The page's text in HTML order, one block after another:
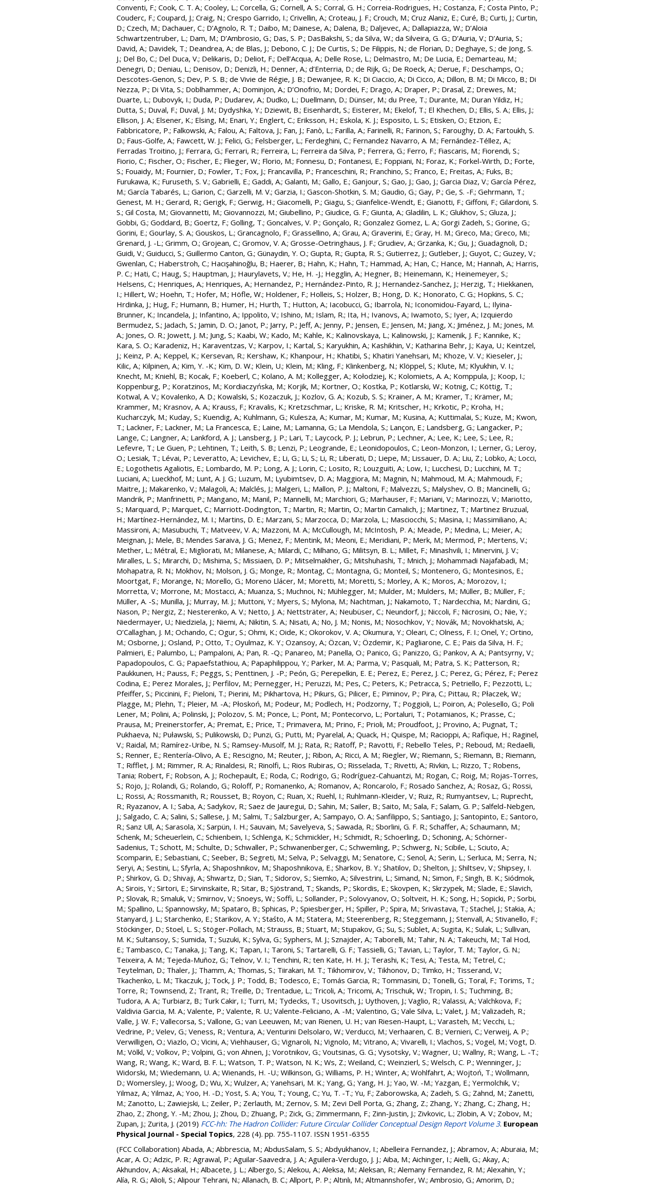
Conventi, F.; Cook, C. T. A.; Cooley, L.; Corcella, G.; Cornell, A. S.; Corral, G. H.; Correia-Rodrigues, H.; Costanza, F.; Costa Pinto, P.;
Couderc, F.; Coupard, J.; Craig, N.; Crespo Garrido, I.; Crivellin, A.; Croteau, J. F.; Crouch, M.; Cruz Alaniz, E.; Curé, B.; Curti, J.; Curtin,
D.; Czech, M.; Dachauer, C.; D’Agnolo, R. T.; Daibo, M.; Dainese, A.; Dalena, B.; Daljevec, A.; Dallapiazza, W.; D’Aloia
Schwartzentruber, L.; Dam, M.; D’Ambrosio, G.; Das, S. P.; DasBakshi, S.; da Silva, W.; da Silveira, G. G.; D’Auria, V.; D’Auria, S.;
David, A.; Davidek, T.; Deandrea, A.; de Blas, J.; Debono, C. J.; De Curtis, S.; De Filippis, N.; de Florian, D.; Deghaye, S.; de Jong, S.
J.; Del Bo, C.; Del Duca, V.; Delikaris, D.; Deliot, F.; Dell’Acqua, A.; Delle Rose, L.; Delmastro, M.; De Lucia, E.; Demarteau, M.;
Denegri, D.; Deniau, L.; Denisov, D.; Denizli, H.; Denner, A.; d’Enterria, D.; de Rijk, G.; De Roeck, A.; Derue, F.; Deschamps, O.;
Descotes-Genon, S.; Dev, P. S. B.; de Vivie de Régie, J. B.; Dewanjee, R. K.; Di Ciaccio, A.; Di Cicco, A.; Dillon, B. M.; Di Micco, B.; Di
Nezza, P.; Di Vita, S.; Doblhammer, A.; Dominjon, A.; D’Onofrio, M.; Dordei, F.; Drago, A.; Draper, P.; Drasal, Z.; Drewes, M.;
Duarte, L.; Dubovyk, I.; Duda, P.; Dudarev, A.; Dudko, L.; Duellmann, D.; Dünser, M.; du Pree, T.; Durante, M.; Duran Yildiz, H.;
Dutta, S.; Duval, F.; Duval, J. M.; Dydyshka, Y.; Dziewit, B.; Eisenhardt, S.; Eisterer, M.; Ekelof, T.; El Khechen, D.; Ellis, S. A.; Ellis, J.;
Ellison, J. A.; Elsener, K.; Elsing, M.; Enari, Y.; Englert, C.; Eriksson, H.; Eskola, K. J.; Esposito, L. S.; Etisken, O.; Etzion, E.;
Fabbricatore, P.; Falkowski, A.; Falou, A.; Faltova, J.; Fan, J.; Fanò, L.; Farilla, A.; Farinelli, R.; Farinon, S.; Faroughy, D. A.; Fartoukh, S.
D.; Faus-Golfe, A.; Fawcett, W. J.; Felici, G.; Felsberger, L.; Ferdeghini, C.; Fernandez Navarro, A. M.; Fernández-Téllez, A.;
Ferradas Troitino, J.; Ferrara, G.; Ferrari, R.; Ferreira, L.; Ferreira da Silva, P.; Ferrera, G.; Ferro, F.; Fiascaris, M.; Fiorendi, S.;
Fiorio, C.; Fischer, O.; Fischer, E.; Flieger, W.; Florio, M.; Fonnesu, D.; Fontanesi, E.; Foppiani, N.; Foraz, K.; Forkel-Wirth, D.; Forte,
S.; Fouaidy, M.; Fournier, D.; Fowler, T.; Fox, J.; Francavilla, P.; Franceschini, R.; Franchino, S.; Franco, E.; Freitas, A.; Fuks, B.;
Furukawa, K.; Furuseth, S. V.; Gabrielli, E.; Gaddi, A.; Galanti, M.; Gallo, E.; Ganjour, S.; Gao, J.; Gao, J.; Garcia Diaz, V.; García Pérez,
M.; García Tabarés, L.; Garion, C.; Garzelli, M. V.; Garzia, I.; Gascon-Shotkin, S. M.; Gaudio, G.; Gay, P.; Ge, S. -F.; Gehrmann, T.;
Genest, M. H.; Gerard, R.; Gerigk, F.; Gerwig, H.; Giacomelli, P.; Giagu, S.; Gianfelice-Wendt, E.; Gianotti, F.; Giffoni, F.; Gilardoni, S.
S.; Gil Costa, M.; Giovannetti, M.; Giovannozzi, M.; Giubellino, P.; Giudice, G. F.; Giunta, A.; Gladilin, L. K.; Glukhov, S.; Gluza, J.;
Gobbi, G.; Goddard, B.; Goertz, F.; Golling, T.; Goncalves, V. P.; Gonçalo, R.; Gonzalez Gomez, L. A.; Gorgi Zadeh, S.; Gorine, G.;
Gorini, E.; Gourlay, S. A.; Gouskos, L.; Grancagnolo, F.; Grassellino, A.; Grau, A.; Graverini, E.; Gray, H. M.; Greco, Ma.; Greco, Mi.;
Grenard, J. -L.; Grimm, O.; Grojean, C.; Gromov, V. A.; Grosse-Oetringhaus, J. F.; Grudiev, A.; Grzanka, K.; Gu, J.; Guadagnoli, D.;
Guidi, V.; Guiducci, S.; Guillermo Canton, G.; Günaydin, Y. O.; Gupta, R.; Gupta, R. S.; Gutierrez, J.; Gutleber, J.; Guyot, C.; Guzey, V.;
Gwenlan, C.; Haberstroh, C.; Hacışahinoğlu, B.; Haerer, B.; Hahn, K.; Hahn, T.; Hammad, A.; Han, C.; Hance, M.; Hannah, A.; Harris,
P. C.; Hati, C.; Haug, S.; Hauptman, J.; Haurylavets, V.; He, H. -J.; Hegglin, A.; Hegner, B.; Heinemann, K.; Heinemeyer, S.;
Helsens, C.; Henriques, A.; Henriques, A.; Hernandez, P.; Hernández-Pinto, R. J.; Hernandez-Sanchez, J.; Herzig, T.; Hiekkanen,
I.; Hillert, W.; Hoehn, T.; Hofer, M.; Höfle, W.; Holdener, F.; Holleis, S.; Holzer, B.; Hong, D. K.; Honorato, C. G.; Hopkins, S. C.;
Hrdinka, J.; Hug, F.; Humann, B.; Humer, H.; Hurth, T.; Hutton, A.; Iacobucci, G.; Ibarrola, N.; Iconomidou-Fayard, L.; Ilyina-
Brunner, K.; Incandela, J.; Infantino, A.; Ippolito, V.; Ishino, M.; Islam, R.; Ita, H.; Ivanovs, A.; Iwamoto, S.; Iyer, A.; Izquierdo
Bermudez, S.; Jadach, S.; Jamin, D. O.; Janot, P.; Jarry, P.; Jeff, A.; Jenny, P.; Jensen, E.; Jensen, M.; Jiang, X.; Jiménez, J. M.; Jones, M.
A.; Jones, O. R.; Jowett, J. M.; Jung, S.; Kaabi, W.; Kado, M.; Kahle, K.; Kalinovskaya, L.; Kalinowski, J.; Kamenik, J. F.; Kannike, K.;
Kara, S. O.; Karadeniz, H.; Karaventzas, V.; Karpov, I.; Kartal, S.; Karyukhin, A.; Kashikhin, V.; Katharina Behr, J.; Kaya, U.; Keintzel,
J.; Keinz, P. A.; Keppel, K.; Kersevan, R.; Kershaw, K.; Khanpour, H.; Khatibi, S.; Khatiri Yanehsari, M.; Khoze, V. V.; Kieseler, J.;
Kilic, A.; Kilpinen, A.; Kim, Y. -K.; Kim, D. W.; Klein, U.; Klein, M.; Kling, F.; Klinkenberg, N.; Klöppel, S.; Klute, M.; Klyukhin, V. I.;
Knecht, M.; Kniehl, B.; Kocak, F.; Koeberl, C.; Kolano, A. M.; Kollegger, A.; Kołodziej, K.; Kolomiets, A. A.; Komppula, J.; Koop, I.;
Koppenburg, P.; Koratzinos, M.; Kordiaczyńska, M.; Korjik, M.; Kortner, O.; Kostka, P.; Kotlarski, W.; Kotnig, C.; Köttig, T.;
Kotwal, A. V.; Kovalenko, A. D.; Kowalski, S.; Kozaczuk, J.; Kozlov, G. A.; Kozub, S. S.; Krainer, A. M.; Kramer, T.; Krämer, M.;
Krammer, M.; Krasnov, A. A.; Krauss, F.; Kravalis, K.; Kretzschmar, L.; Kriske, R. M.; Kritscher, H.; Krkotic, P.; Kroha, H.;
Kucharczyk, M.; Kuday, S.; Kuendig, A.; Kuhlmann, G.; Kulesza, A.; Kumar, M.; Kumar, M.; Kusina, A.; Kuttimalai, S.; Kuze, M.; Kwon,
T.; Lackner, F.; Lackner, M.; La Francesca, E.; Laine, M.; Lamanna, G.; La Mendola, S.; Lançon, E.; Landsberg, G.; Langacker, P.;
Lange, C.; Langner, A.; Lankford, A. J.; Lansberg, J. P.; Lari, T.; Laycock, P. J.; Lebrun, P.; Lechner, A.; Lee, K.; Lee, S.; Lee, R.;
Lefevre, T.; Le Guen, P.; Lehtinen, T.; Leith, S. B.; Lenzi, P.; Leogrande, E.; Leonidopoulos, C.; Leon-Monzon, I.; Lerner, G.; Leroy,
O.; Lesiak, T.; Lévai, P.; Leveratto, A.; Levichev, E.; Li, G.; Li, S.; Li, R.; Liberati, D.; Liepe, M.; Lissauer, D. A.; Liu, Z.; Lobko, A.; Locci,
E.; Logothetis Agaliotis, E.; Lombardo, M. P.; Long, A. J.; Lorin, C.; Losito, R.; Louzguiti, A.; Low, I.; Lucchesi, D.; Lucchini, M. T.;
Luciani, A.; Lueckhof, M.; Lunt, A. J. G.; Luzum, M.; Lyubimtsev, D. A.; Maggiora, M.; Magnin, N.; Mahmoud, M. A.; Mahmoudi, F.;
Maitre, J.; Makarenko, V.; Malagoli, A.; Malclés, J.; Malgeri, L.; Mallon, P. J.; Maltoni, F.; Malvezzi, S.; Malyshev, O. B.; Mancinelli, G.;
Mandrik, P.; Manfrinetti, P.; Mangano, M.; Manil, P.; Mannelli, M.; Marchiori, G.; Marhauser, F.; Mariani, V.; Marinozzi, V.; Mariotto,
S.; Marquard, P.; Marquet, C.; Marriott-Dodington, T.; Martin, R.; Martin, O.; Martin Camalich, J.; Martinez, T.; Martinez Bruzual,
H.; Martínez-Hernández, M. I.; Martins, D. E.; Marzani, S.; Marzocca, D.; Marzola, L.; Masciocchi, S.; Masina, I.; Massimiliano, A.;
Massironi, A.; Masubuchi, T.; Matveev, V. A.; Mazzoni, M. A.; McCullough, M.; McIntosh, P. A.; Meade, P.; Medina, L.; Meier, A.;
Meignan, J.; Mele, B.; Mendes Saraiva, J. G.; Menez, F.; Mentink, M.; Meoni, E.; Meridiani, P.; Merk, M.; Mermod, P.; Mertens, V.;
Mether, L.; Métral, E.; Migliorati, M.; Milanese, A.; Milardi, C.; Milhano, G.; Militsyn, B. L.; Millet, F.; Minashvili, I.; Minervini, J. V.;
Miralles, L. S.; Mirarchi, D.; Mishima, S.; Missiaen, D. P.; Mitselmakher, G.; Mitshuhashi, T.; Mnich, J.; Mohammadi Najafabadi, M.;
Mohapatra, R. N.; Mokhov, N.; Molson, J. G.; Monge, R.; Montag, C.; Montagna, G.; Monteil, S.; Montenero, G.; Montesinos, E.;
Moortgat, F.; Morange, N.; Morello, G.; Moreno Llácer, M.; Moretti, M.; Moretti, S.; Morley, A. K.; Moros, A.; Morozov, I.;
Morretta, V.; Morrone, M.; Mostacci, A.; Muanza, S.; Muchnoi, N.; Mühlegger, M.; Mulder, M.; Mulders, M.; Müller, B.; Müller, F.;
Müller, A. -S.; Munilla, J.; Murray, M. J.; Muttoni, Y.; Myers, S.; Mylona, M.; Nachtman, J.; Nakamoto, T.; Nardecchia, M.; Nardini, G.;
Nason, P.; Nergiz, Z.; Nesterenko, A. V.; Netto, J. A.; Nettsträter, A.; Neubüser, C.; Neundorf, J.; Niccoli, F.; Nicrosini, O.; Nie, Y.;
Niedermayer, U.; Niedziela, J.; Niemi, A.; Nikitin, S. A.; Nisati, A.; No, J. M.; Nonis, M.; Nosochkov, Y.; Novák, M.; Novokhatski, A.;
O’Callaghan, J. M.; Ochando, C.; Ogur, S.; Ohmi, K.; Oide, K.; Okorokov, V. A.; Okumura, Y.; Oleari, C.; Olness, F. I.; Onel, Y.; Ortino,
M.; Osborne, J.; Osland, P.; Otto, T.; Oyulmaz, K. Y.; Ozansoy, A.; Özcan, V.; Özdemir, K.; Pagliarone, C. E.; Pais da Silva, H. F.;
Palmieri, E.; Palumbo, L.; Pampaloni, A.; Pan, R. -Q.; Panareo, M.; Panella, O.; Panico, G.; Panizzo, G.; Pankov, A. A.; Pantsyrny, V.;
Papadopoulos, C. G.; Papaefstathiou, A.; Papaphilippou, Y.; Parker, M. A.; Parma, V.; Pasquali, M.; Patra, S. K.; Patterson, R.;
Paukkunen, H.; Pauss, F.; Peggs, S.; Penttinen, J. -P.; Peón, G.; Perepelkin, E. E.; Perez, E.; Perez, J. C.; Perez, G.; Pérez, F.; Perez
Codina, E.; Perez Morales, J.; Perfilov, M.; Pernegger, H.; Peruzzi, M.; Pes, C.; Peters, K.; Petracca, S.; Petriello, F.; Pezzotti, L.;
Pfeiffer, S.; Piccinini, F.; Pieloni, T.; Pierini, M.; Pikhartova, H.; Pikurs, G.; Pilicer, E.; Piminov, P.; Pira, C.; Pittau, R.; Płaczek, W.;
Plagge, M.; Plehn, T.; Pleier, M. -A.; Płoskoń, M.; Podeur, M.; Podlech, H.; Podzorny, T.; Poggioli, L.; Poiron, A.; Polesello, G.; Poli
Lener, M.; Polini, A.; Polinski, J.; Polozov, S. M.; Ponce, L.; Pont, M.; Pontecorvo, L.; Portaluri, T.; Potamianos, K.; Prasse, C.;
Prausa, M.; Preinerstorfer, A.; Premat, E.; Price, T.; Primavera, M.; Prino, F.; Prioli, M.; Proudfoot, J.; Provino, A.; Pugnat, T.;
Pukhaeva, N.; Puławski, S.; Pulikowski, D.; Punzi, G.; Putti, M.; Pyarelal, A.; Quack, H.; Quispe, M.; Racioppi, A.; Rafique, H.; Raginel,
V.; Raidal, M.; Ramírez-Uribe, N. S.; Ramsey-Musolf, M. J.; Rata, R.; Ratoff, P.; Ravotti, F.; Rebello Teles, P.; Reboud, M.; Redaelli,
S.; Renner, E.; Rentería-Olivo, A. E.; Rescigno, M.; Reuter, J.; Ribon, A.; Ricci, A. M.; Riegler, W.; Riemann, S.; Riemann, B.; Riemann,
T.; Rifflet, J. M.; Rimmer, R. A.; Rinaldesi, R.; Rinolfi, L.; Rios Rubiras, O.; Risselada, T.; Rivetti, A.; Rivkin, L.; Rizzo, T.; Robens,
Tania; Robert, F.; Robson, A. J.; Rochepault, E.; Roda, C.; Rodrigo, G.; Rodríguez-Cahuantzi, M.; Rogan, C.; Roig, M.; Rojas-Torres,
S.; Rojo, J.; Rolandi, G.; Rolando, G.; Roloff, P.; Romanenko, A.; Romanov, A.; Roncarolo, F.; Rosado Sanchez, A.; Rosaz, G.; Rossi,
L.; Rossi, A.; Rossmanith, R.; Rousset, B.; Royon, C.; Ruan, X.; Ruehl, I.; Ruhlmann-Kleider, V.; Ruiz, R.; Rumyantsev, L.; Ruprecht,
R.; Ryazanov, A. I.; Saba, A.; Sadykov, R.; Saez de Jauregui, D.; Sahin, M.; Sailer, B.; Saito, M.; Sala, F.; Salam, G. P.; Salfeld-Nebgen,
J.; Salgado, C. A.; Salini, S.; Sallese, J. M.; Salmi, T.; Salzburger, A.; Sampayo, O. A.; Sanfilippo, S.; Santiago, J.; Santopinto, E.; Santoro,
R.; Sanz Ull, A.; Sarasola, X.; Sarpün, I. H.; Sauvain, M.; Savelyeva, S.; Sawada, R.; Sborlini, G. F. R.; Schaffer, A.; Schaumann, M.;
Schenk, M.; Scheuerlein, C.; Schienbein, I.; Schlenga, K.; Schmickler, H.; Schmidt, R.; Schoerling, D.; Schoning, A.; Schörner-
Sadenius, T.; Schott, M.; Schulte, D.; Schwaller, P.; Schwanenberger, C.; Schwemling, P.; Schwerg, N.; Scibile, L.; Sciuto, A.;
Scomparin, E.; Sebastiani, C.; Seeber, B.; Segreti, M.; Selva, P.; Selvaggi, M.; Senatore, C.; Senol, A.; Serin, L.; Serluca, M.; Serra, N.;
Seryi, A.; Sestini, L.; Sfyrla, A.; Shaposhnikov, M.; Shaposhnikova, E.; Sharkov, B. Y.; Shatilov, D.; Shelton, J.; Shiltsev, V.; Shipsey, I.
P.; Shirkov, G. D.; Shivaji, A.; Shwartz, D.; Sian, T.; Sidorov, S.; Siemko, A.; Silvestrini, L.; Simand, N.; Simon, F.; Singh, B. K.; Siódmok,
A.; Sirois, Y.; Sirtori, E.; Sirvinskaite, R.; Sitar, B.; Sjöstrand, T.; Skands, P.; Skordis, E.; Skovpen, K.; Skrzypek, M.; Slade, E.; Slavich,
P.; Slovak, R.; Smaluk, V.; Smirnov, V.; Snoeys, W.; Soffi, L.; Sollander, P.; Solovyanov, O.; Soltveit, H. K.; Song, H.; Sopicki, P.; Sorbi,
M.; Spallino, L.; Spannowsky, M.; Spataro, B.; Sphicas, P.; Spiesberger, H.; Spiller, P.; Spira, M.; Srivastava, T.; Stachel, J.; Stakia, A.;
Stanyard, J. L.; Starchenko, E.; Starikov, A. Y.; Staśto, A. M.; Statera, M.; Steerenberg, R.; Steggemann, J.; Stenvall, A.; Stivanello, F.;
Stöckinger, D.; Stoel, L. S.; Stöger-Pollach, M.; Strauss, B.; Stuart, M.; Stupakov, G.; Su, S.; Sublet, A.; Sugita, K.; Sulak, L.; Sullivan,
M. K.; Sultansoy, S.; Sumida, T.; Suzuki, K.; Sylva, G.; Syphers, M. J.; Sznajder, A.; Taborelli, M.; Tahir, N. A.; Takeuchi, M.; Tal Hod,
E.; Tambasco, C.; Tanaka, J.; Tang, K.; Tapan, I.; Taroni, S.; Tartarelli, G. F.; Tassielli, G.; Tavian, L.; Taylor, T. M.; Taylor, G. N.;
Teixeira, A. M.; Tejeda-Muñoz, G.; Telnov, V. I.; Tenchini, R.; ten Kate, H. H. J.; Terashi, K.; Tesi, A.; Testa, M.; Tetrel, C.;
Teytelman, D.; Thaler, J.; Thamm, A.; Thomas, S.; Tiirakari, M. T.; Tikhomirov, V.; Tikhonov, D.; Timko, H.; Tisserand, V.;
Tkachenko, L. M.; Tkaczuk, J.; Tock, J. P.; Todd, B.; Todesco, E.; Tomás Garcia, R.; Tommasini, D.; Tonelli, G.; Toral, F.; Torims, T.;
Torre, R.; Townsend, Z.; Trant, R.; Treille, D.; Trentadue, L.; Tricoli, A.; Tricomi, A.; Trischuk, W.; Tropin, I. S.; Tuchming, B.;
Tudora, A. A.; Turbiarz, B.; Turk Cakir, I.; Turri, M.; Tydecks, T.; Usovitsch, J.; Uythoven, J.; Vaglio, R.; Valassi, A.; Valchkova, F.;
Valdivia Garcia, M. A.; Valente, P.; Valente, R. U.; Valente-Feliciano, A. -M.; Valentino, G.; Vale Silva, L.; Valet, J. M.; Valizadeh, R.;
Valle, J. W. F.; Vallecorsa, S.; Vallone, G.; van Leeuwen, M.; van Rienen, U. H.; van Riesen-Haupt, L.; Varasteh, M.; Vecchi, L.;
Vedrine, P.; Velev, G.; Veness, R.; Ventura, A.; Venturini Delsolaro, W.; Verducci, M.; Verhaaren, C. B.; Vernieri, C.; Verweij, A. P.;
Verwilligen, O.; Viazlo, O.; Vicini, A.; Viehhauser, G.; Vignaroli, N.; Vignolo, M.; Vitrano, A.; Vivarelli, I.; Vlachos, S.; Vogel, M.; Vogt, D.
M.; Völkl, V.; Volkov, P.; Volpini, G.; von Ahnen, J.; Vorotnikov, G.; Voutsinas, G. G.; Vysotsky, V.; Wagner, U.; Wallny, R.; Wang, L. -T.;
Wang, R.; Wang, K.; Ward, B. F. L.; Watson, T. P.; Watson, N. K.; Ws, Z.; Weiland, C.; Weinzierl, S.; Welsch, C. P.; Wenninger, J.;
Widorski, M.; Wiedemann, U. A.; Wienands, H. -U.; Wilkinson, G.; Williams, P. H.; Winter, A.; Wohlfahrt, A.; Wojtoń, T.; Wollmann,
D.; Womersley, J.; Woog, D.; Wu, X.; Wulzer, A.; Yanehsari, M. K.; Yang, G.; Yang, H. J.; Yao, W. -M.; Yazgan, E.; Yermolchik, V.;
Yilmaz, A.; Yilmaz, A.; Yoo, H. -D.; Yost, S. A.; You, T.; Young, C.; Yu, T. -T.; Yu, F.; Zaborowska, A.; Zadeh, S. G.; Zahnd, M.; Zanetti,
M.; Zanotto, L.; Zawiejski, L.; Zeiler, P.; Zerlauth, M.; Zernov, S. M.; Zevi Dell Porta, G.; Zhang, Z.; Zhang, Y.; Zhang, C.; Zhang, H.;
Zhao, Z.; Zhong, Y. -M.; Zhou, J.; Zhou, D.; Zhuang, P.; Zick, G.; Zimmermann, F.; Zinn-Justin, J.; Zivkovic, L.; Zlobin, A. V.; Zobov, M.;
Zupan, J.; Zurita, J. (2019) FCC-hh: The Hadron Collider: Future Circular Collider Conceptual Design Report Volume 3. European
Physical Journal - Special Topics, 228 (4). pp. 755-1107. ISSN 1951-6355
(FCC Collaboration) Abada, A.; Abbrescia, M.; AbdusSalam, S. S.; Abdyukhanov, I.; Abelleira Fernandez, J.; Abramov, A.; Aburaia, M.;
Acar, A. O.; Adzic, P. R.; Agrawal, P.; Aguilar-Saavedra, J. A.; Aguilera-Verdugo, J. J.; Aiba, M.; Aichinger, I.; Aielli, G.; Akay, A.;
Akhundov, A.; Aksakal, H.; Albacete, J. L.; Albergo, S.; Alekou, A.; Aleksa, M.; Aleksan, R.; Alemany Fernandez, R. M.; Alexahin, Y.;
Alía, R. G.; Alioli, S.; Alipour Tehrani, N.; Allanach, B. C.; Allport, P. P.; Altınlı, M.; Altmannshofer, W.; Ambrosio, G.; Amorim, D.;